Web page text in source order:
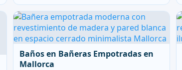
Baños en Bañeras Empotradas en
Mallorca